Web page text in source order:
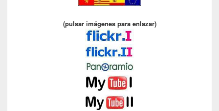
(pulsar imágenes para enlazar)